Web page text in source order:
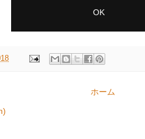
ホーム